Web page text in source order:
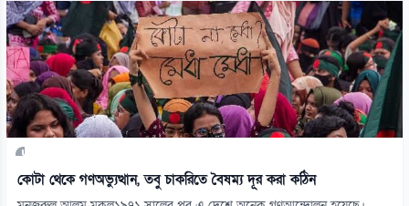
কোটা থেকে গণঅভ্যুত্থান, তবু চাকরিতে বৈষম্য দূর করা কঠিন